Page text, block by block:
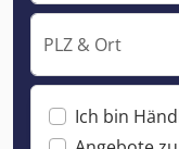
PLZ & Ort
Ich bin